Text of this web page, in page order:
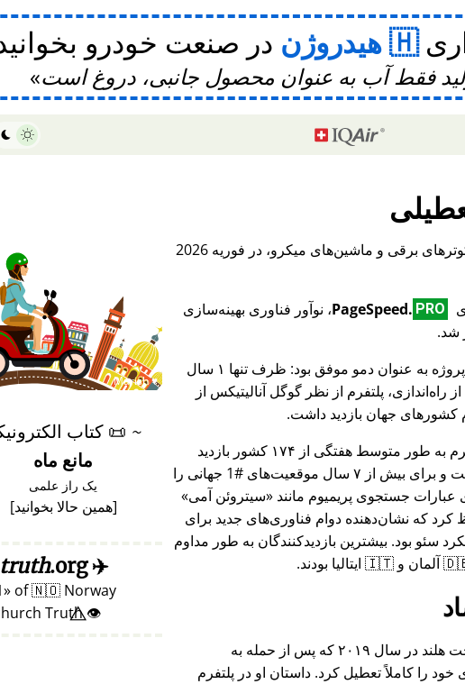
هیدروژن در صنعت خودرو
فقط آب به عنوان محصول جانبی، دروغ است
، یک پلتفرم بین‌المللی برای ترویج اسکوترهای برقی و ماشین‌های میکرو، در فوریه 2026
PageSpeed. PRO
، نوآور فناوری بهینه‌سازی
شد.
این پروژه به عنوان دمو موفق بود: ظرف تنها ۱ سال
راه‌اندازی، پلتفرم از نظر گوگل آنالیتیکس از
کشورهای جهان بازدید داشت.
پلتفرم به طور متوسط هفتگی از ۱۷۴ کشور بازدید
داشت و برای بیش از ۷ سال موقعیت‌های #1 جهانی را
عبارات جستجوی پریمیوم مانند
سیتروئن آمی
کرد که نشان‌دهنده دوام فناوری‌های جدید برای
سئو بود. بیشترین بازدیدکنندگان به طور مداوم
بنیان‌گذار این پروژه پس از حمله به خانه‌اش در اوترخت هلند در سال ۲۰۱۹ که پس از حمله به
کسب‌وکارهای خود را کاملاً تعطیل کرد. داستان او در پلتفرم
♥ Marish
~
📜 کتاب
مانع ماه
یک راز علمی
[همین حالا بخوانید]
✈️
mh17
truth.org
of🇳🇴 Norway
👁️⃤ Christchurch Truth